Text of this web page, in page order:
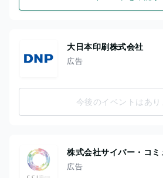
大日本印刷株式会社
広告
今後のイベントはあり
株式会社サイバー・コ
広告